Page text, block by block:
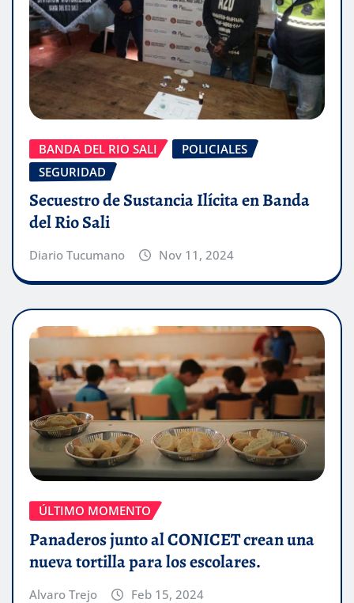
BANDA DEL RIO SALI
POLICIALES
SEGURIDAD
Secuestro de Sustancia Ilícita en Banda
del Rio Sali
Diario Tucumano Nov 11, 2024
ÚLTIMO MOMENTO
Panaderos junto al CONICET crean una
nueva tortilla para los escolares.
Alvaro Trejo Feb 15, 2024